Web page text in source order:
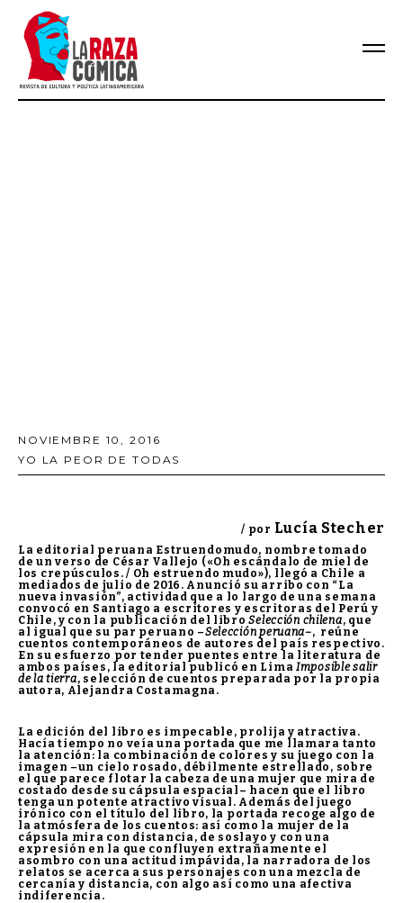
NOVIEMBRE 10, 2016
YO LA PEOR DE TODAS
/ por Lucía Stecher
La editorial peruana Estruendomudo, nombre tomado
de un verso de César Vallejo («Oh escándalo de miel de
los crepúsculos. / Oh estruendo mudo»), llegó a Chile a
mediados de julio de 2016. Anunció su arribo con “La
nueva invasión”, actividad que a lo largo de una semana
convocó en Santiago a escritores y escritoras del Perú y
Chile, y con la publicación del libroSelección chilena, que
al igual que su par peruano –Selección peruana–, reúne
cuentos contemporáneos de autores del país respectivo.
En su esfuerzo por tender puentes entre la literatura de
ambos países, la editorial publicó en Lima Imposible salir
de la tierra, selección de cuentos preparada por la propia
autora, Alejandra Costamagna.
La edición del libro es impecable, prolija y atractiva.
Hacía tiempo no veía una portada que me llamara tanto
la atención: la combinación de colores y su juego con la
imagen –un cielo rosado, débilmente estrellado, sobre
el que parece flotar la cabeza de una mujer que mira de
costado desde su cápsula espacial– hacen que el libro
tenga un potente atractivo visual. Además del juego
irónico con el título del libro, la portada recoge algo de
la atmósfera de los cuentos: así como la mujer de la
cápsula mira con distancia, de soslayo y con una
expresión en la que confluyen extrañamente el
asombro con una actitud impávida, la narradora de los
relatos se acerca a sus personajes con una mezcla de
cercanía y distancia, con algo así como una afectiva
indiferencia.